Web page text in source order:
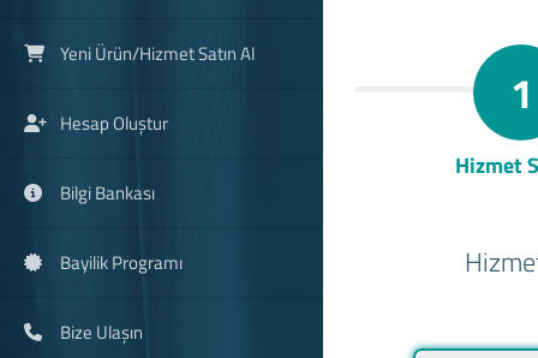
1
Hizmet
Yeni Ürün/Hizmet Satın Al
Hesap Oluştur
Bilgi Bankası
Bayilik Programı
Bize Ulaşın